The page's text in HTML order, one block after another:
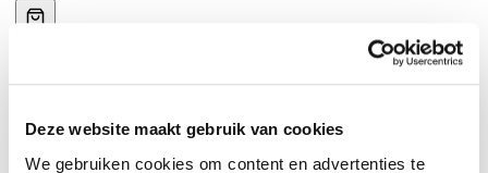
Deze website maakt gebruik van cookies
We gebruiken cookies om content en advertenties te